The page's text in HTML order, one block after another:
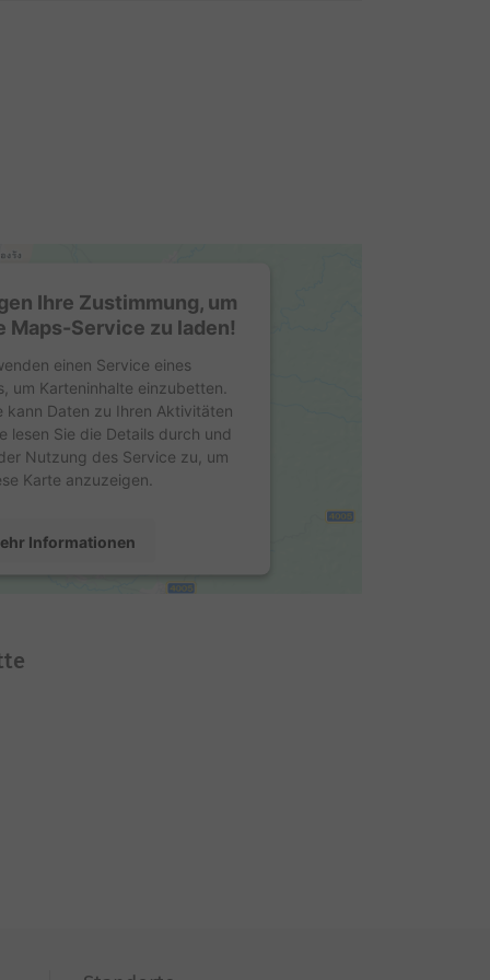
Ihre Zustimmung, um
Maps-Service zu laden!
einen Service eines
um Karteninhalte einzubetten.
kann Daten zu Ihren Aktivitäten
lesen Sie die Details durch und
Nutzung des Service zu, um
Karte anzuzeigen.
Informationen